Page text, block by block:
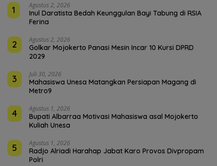
1
Agustus 2, 2026
Inul Daratista Bedah Keunggulan Bayi Tabung di RSIA
Ferina
2 Agustus 2, 2026
Golkar Mojokerto Panasi Mesin Incar 10 Kursi DPRD
2029
3 Juli 30, 2026
Mahasiswa Unesa Matangkan Persiapan Magang di
Metro9
4 Agustus 1, 2026
Bupati Albarraa Motivasi Mahasiswa asal Mojokerto
Kuliah Unesa
5 Agustus 1, 2026
Radjo Alriadi Harahap Jabat Karo Provos Divpropam
Polri